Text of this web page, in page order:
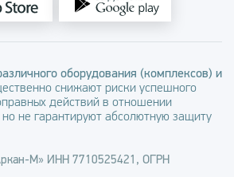
оборудования (комплексов) и
снижают риски успешного
действий в отношении
не гарантируют абсолютную защиту
М» ИНН 7710525421, ОГРН